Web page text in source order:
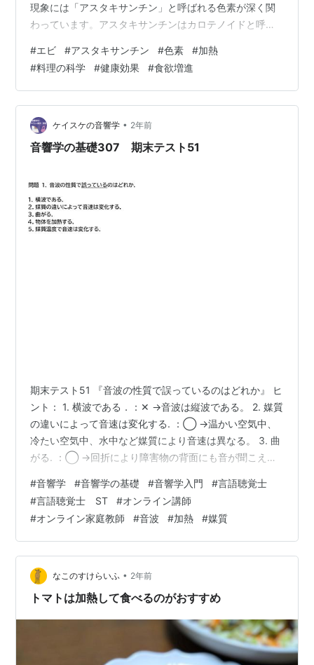
現象には「アスタキサンチン」と呼ばれる色素が深く関
わっています。アスタキサンチンはカロテノイドと呼ば
ている成分です。エビやカニ、ロブスターなど、甲殻類
に特有のこの赤い色素は、加熱によって顕在化します。
アスタキサンチンとは？ アスタキサンチンは、カロテノ
イドの中でも特に赤みを帯びた色素です。この色素は、
エビが藻類やプランクトンを食べることで体内に蓄積さ
れます。生の状態では、このアスタキサンチンはタ…
#エビ #アスタキサンチン #色素 #加熱
#料理の科学 #健康効果 #食欲増進
ケイスケの音響学 • 2年前
音響学の基礎307 期末テスト51
期末テスト51 『音波の性質で誤っているのはどれか』 ヒ
ント： 1. 横波である．：✕ →音波は縦波である。 2. 媒質
の違いによって音速は変化する. ：◯ →温かい空気中、
冷たい空気中、水中など媒質により音速は異なる。 3. 曲
がる. ：◯ →回折により障害物の背面にも音が聞こえ
熱することができる。 5. 媒質温度で音速は変化する.：
◯ →空気中なら音速は気温によって変化する。 水中に
おける音速も、液体の温度によって変化する。 一般に、
温度が高くなるほど音速は速くなり、 温度が低くなると
音速は遅くなる。 補足： 音を伝えるための必要なの…
#音響学 #音響学の基礎 #音響学入門 #言語聴覚士
#言語聴覚士 ST #オンライン講師
#オンライン家庭教師 #音波 #加熱 #媒質
なこのすけらいふ • 2年前
トマトは加熱して食べるのがおすすめ